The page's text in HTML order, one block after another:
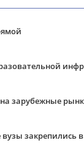
на зарубежные
закрепились в